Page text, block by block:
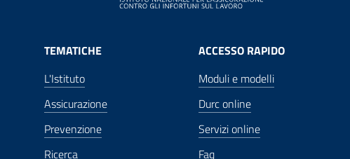
TEMATICHE
L'Istituto
Assicurazione
Prevenzione
Ricerca
ACCESSO RAPIDO
Moduli e modelli
Durc online
Servizi online
Faq